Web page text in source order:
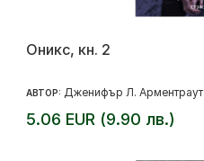
Оникс, кн. 2
АВТОР: Дженифър Л. Арментраут
5.06 EUR (9.90 лв.)